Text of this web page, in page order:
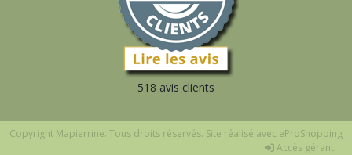
518 avis clients
Copyright Mapierrine. Tous droits réservés. Site réalisé avec eProShopping
Accès gérant